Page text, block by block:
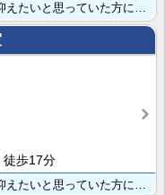
●初期費用ご相談ください● 月々の家賃を抑えたいと思っていた方にお薦め♪住環境重視の方にも人気の中井･･･
徒歩17分